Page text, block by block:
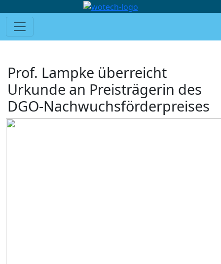
Prof. Lampke überreicht
Urkunde an Preisträgerin des
DGO-Nachwuchsförderpreises